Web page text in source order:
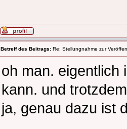
Betreff des Beitrags: Re: Stellungnahme zur
oh man. eigentlich
kann. und
ja, genau dazu ist